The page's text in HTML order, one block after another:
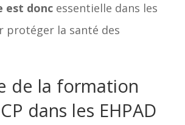
est doncessentielle dans les
protéger la santé des
de la formation
dans les EHPAD